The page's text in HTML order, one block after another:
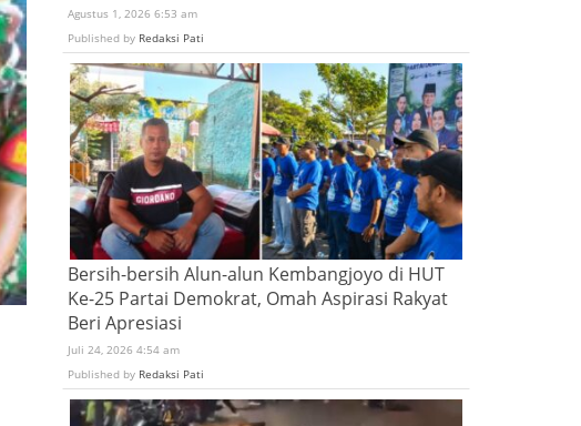
Agustus 1, 2026 6:53 am
Published by Redaksi Pati
Bersih-bersih Alun-alun Kembangjoyo di HUT
Ke-25 Partai Demokrat, Omah Aspirasi Rakyat
Beri Apresiasi
Juli 24, 2026 4:54 am
Published by Redaksi Pati